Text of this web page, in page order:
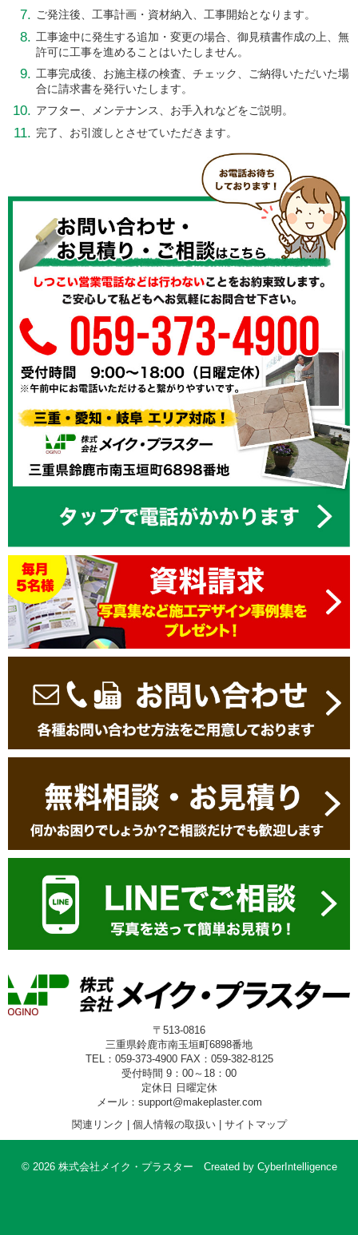
ご発注後、工事計画・資材納入、工事開始となります。
工事途中に発生する追加・変更の場合、御見積書作成の上、 無
許可に工事を進めることはいたしません。
工事完成後、お施主様の検査、チェック、
ご納得いただいた場
合に請求書を発行いたします。
アフター、メンテナンス、お手入れなどをご説明。
完了、お引渡しとさせていただきます。
〒513-0816
三重県鈴鹿市南玉垣町6898番地
TEL：059-373-4900 FAX：059-382-8125
受付時間 9：00～18：00
定休日 日曜定休
メール：support@makeplaster.com
関連リンク | 個人情報の取扱い| サイトマップ
© 2026 株式会社メイク・プラスター Created by CyberIntelligence